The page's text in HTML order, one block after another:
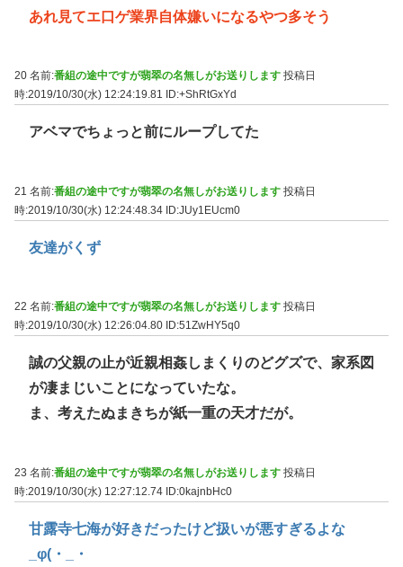
あれ見てエ口ゲ業界自体嫌いになるやつ多そう
20 名前:番組の途中ですが翡翠の名無しがお送りします 投稿日
時:2019/10/30(水) 12:24:19.81
ID:+ShRtGxYd
アベマでちょっと前にループしてた
21 名前:番組の途中ですが翡翠の名無しがお送りします 投稿日
時:2019/10/30(水) 12:24:48.34 ID:JUy1EUcm0
友達がくず
22 名前:番組の途中ですが翡翠の名無しがお送りします 投稿日
時:2019/10/30(水) 12:26:04.80 ID:51ZwHY5q0
誠の父親の止が近親相姦しまくりのどグズで、家系図
が凄まじいことになっていたな。
ま、考えたぬまきちが紙一重の天才だが。
23 名前:番組の途中ですが翡翠の名無しがお送りします 投稿日
時:2019/10/30(水) 12:27:12.74 ID:0kajnbHc0
甘露寺七海が好きだったけど扱いが悪すぎるよな
_φ(・_・